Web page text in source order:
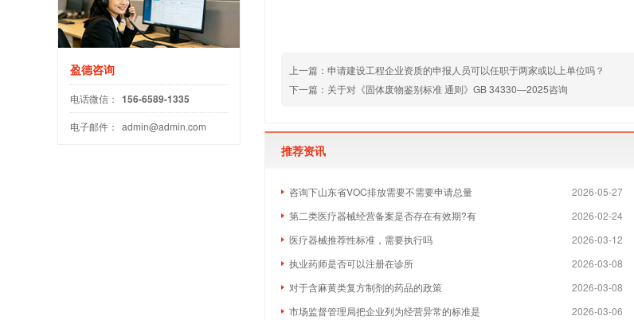
上一篇： 申请建设工程企业资质的申报人员可以任职于两家或以上单位吗？
下一篇： 关于对《固体废物鉴别标准 通则》GB 34330—2025咨询
推荐资讯
2026-05-27
咨询下山东省VOC排放需要不需要申请总量
2026-02-24
第二类医疗器械经营备案是否存在有效期?有
2026-03-12
医疗器械推荐性标准，需要执行吗
2026-03-08
执业药师是否可以注册在诊所
2026-03-08
对于含麻黄类复方制剂的药品的政策
2026-03-06
市场监督管理局把企业列为经营异常的标准是
盈德咨询
电话微信： 156-6589-1335
电子邮件： admin@admin.com